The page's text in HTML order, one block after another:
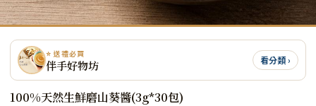
⭐ 送禮必買
伴手好物坊 看分類 ›
100%天然生鮮磨山葵醬(3g*30包)